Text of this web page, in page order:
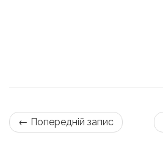
← Попередній запис